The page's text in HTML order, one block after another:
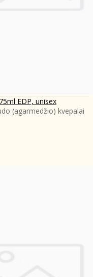
EDP, unisex
(agarmedžio) kvepalai